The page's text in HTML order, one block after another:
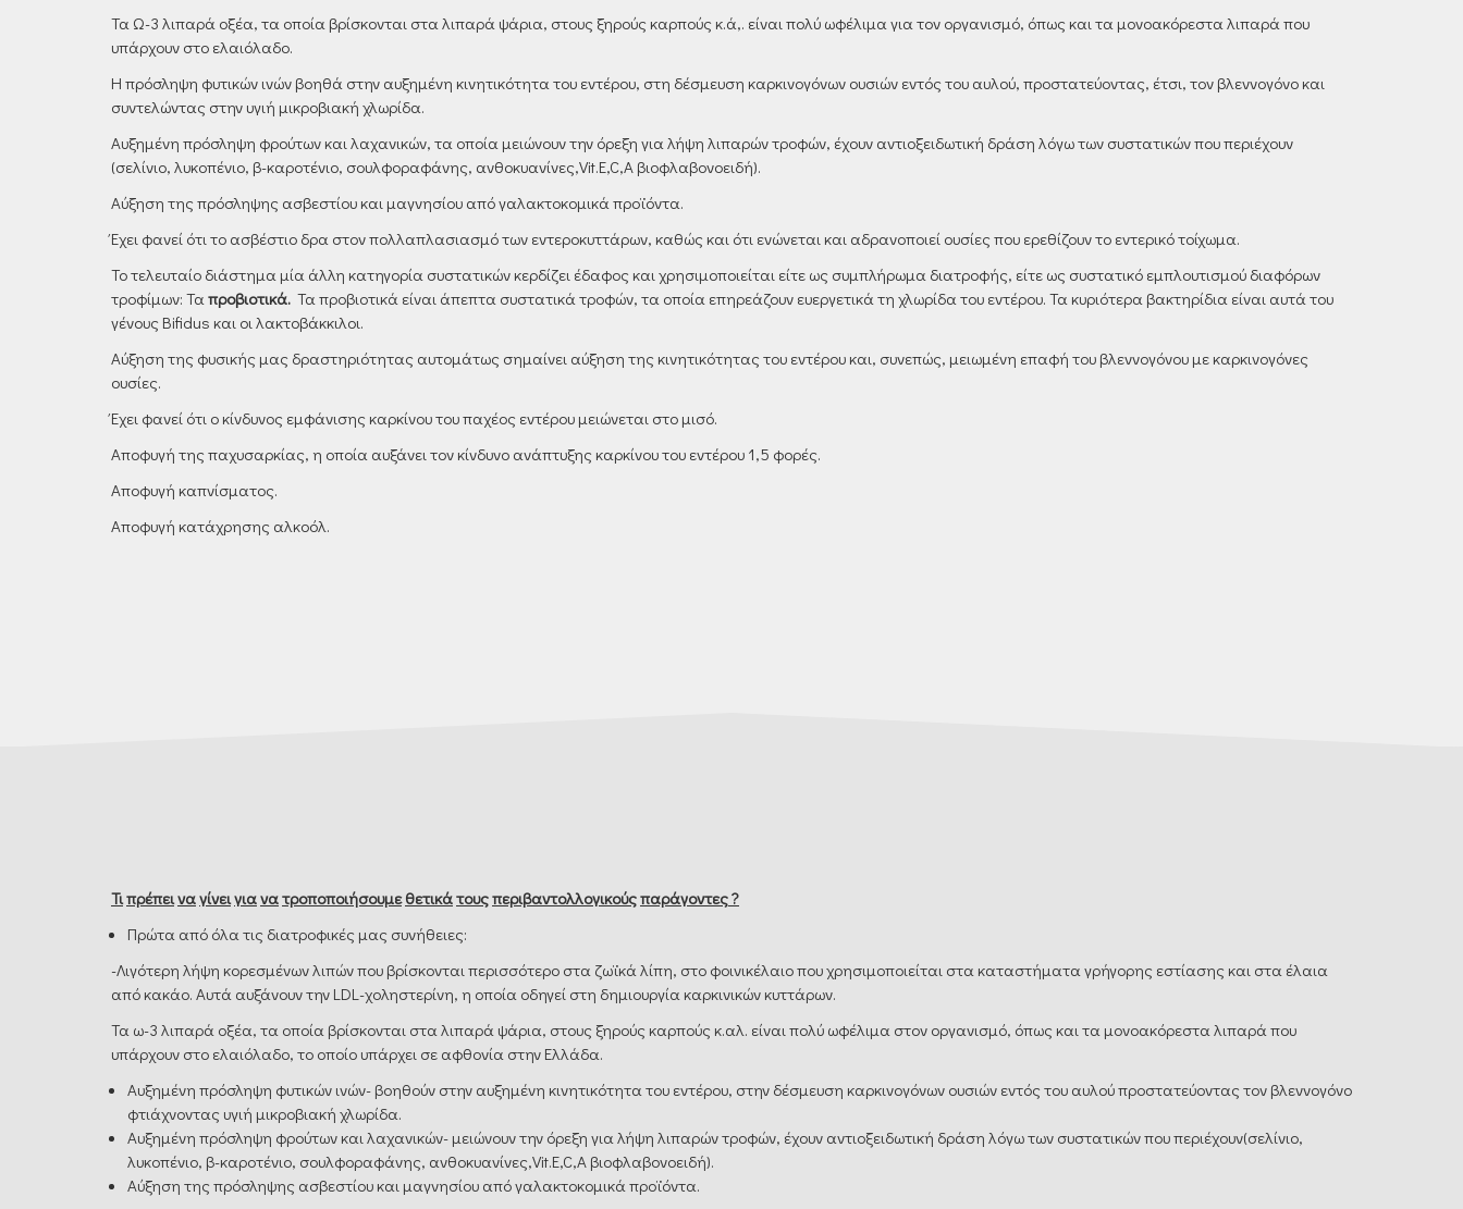
Τα Ω-3 λιπαρά οξέα, τα οποία βρίσκονται στα λιπαρά ψάρια, στους ξηρούς καρπούς κ.ά,. είναι πολύ ωφέλιμα για τον οργανισμό, όπως και τα μονοακόρεστα λιπαρά που
υπάρχουν στο ελαιόλαδο.
Η πρόσληψη φυτικών ινών βοηθά στην αυξημένη κινητικότητα του εντέρου, στη δέσμευση καρκινογόνων ουσιών εντός του αυλού, προστατεύοντας, έτσι, τον βλεννογόνο και
συντελώντας στην υγιή μικροβιακή χλωρίδα.
Αυξημένη πρόσληψη φρούτων και λαχανικών, τα οποία μειώνουν την όρεξη για λήψη λιπαρών τροφών, έχουν αντιοξειδωτική δράση λόγω των συστατικών που περιέχουν
(σελίνιο, λυκοπένιο, β-καροτένιο, σουλφοραφάνης, ανθοκυανίνες,Vit.E,C,A βιοφλαβονοειδή).
Αύξηση της πρόσληψης ασβεστίου και μαγνησίου από γαλακτοκομικά προϊόντα.
Έχει φανεί ότι το ασβέστιο δρα στον πολλαπλασιασμό των εντεροκυττάρων, καθώς και ότι ενώνεται και αδρανοποιεί ουσίες που ερεθίζουν το εντερικό τοίχωμα.
Το τελευταίο διάστημα μία άλλη κατηγορία συστατικών κερδίζει έδαφος και χρησιμοποιείται είτε ως συμπλήρωμα διατροφής, είτε ως συστατικό εμπλουτισμού διαφόρων
τροφίμων: Ταπροβιοτικά. Τα προβιοτικά είναι άπεπτα συστατικά τροφών, τα οποία επηρεάζουν ευεργετικά τη χλωρίδα του εντέρου. Τα κυριότερα βακτηρίδια είναι αυτά του
γένους Bifidus και οι λακτοβάκκιλοι.
Αύξηση της φυσικής μας δραστηριότητας αυτομάτως σημαίνει αύξηση της κινητικότητας του εντέρου και, συνεπώς, μειωμένη επαφή του βλεννογόνου με καρκινογόνες
ουσίες.
Έχει φανεί ότι ο κίνδυνος εμφάνισης καρκίνου του παχέος εντέρου μειώνεται στο μισό.
Αποφυγή της παχυσαρκίας, η οποία αυξάνει τον κίνδυνο ανάπτυξης καρκίνου του εντέρου 1,5 φορές.
Αποφυγή καπνίσματος.
Αποφυγή κατάχρησης αλκοόλ.
Τιπρέπειναγίνειγιανατροποποιήσουμε θετικάτουςπεριβαντολλογικούςπαράγοντες?
Πρώτα από όλα τις διατροφικές μας συνήθειες:
-Λιγότερη λήψη κορεσμένων λιπών που βρίσκονται περισσότερο στα ζωϊκά λίπη, στο φοινικέλαιο που χρησιμοποιείται στα καταστήματα γρήγορης εστίασης και στα έλαια
από κακάο. Αυτά αυξάνουν την LDL-χοληστερίνη, η οποία οδηγεί στη δημιουργία καρκινικών κυττάρων.
Τα ω-3 λιπαρά οξέα, τα οποία βρίσκονται στα λιπαρά ψάρια, στους ξηρούς καρπούς κ.αλ. είναι πολύ ωφέλιμα στον οργανισμό, όπως και τα μονοακόρεστα λιπαρά που
υπάρχουν στο ελαιόλαδο, το οποίο υπάρχει σε αφθονία στην Ελλάδα.
Αυξημένη πρόσληψη φυτικών ινών- βοηθούν στην αυξημένη κινητικότητα του εντέρου, στην δέσμευση καρκινογόνων ουσιών εντός του αυλού προστατεύοντας τον βλεννογόνο
φτιάχνοντας υγιή μικροβιακή χλωρίδα.
Αυξημένη πρόσληψη φρούτων και λαχανικών- μειώνουν την όρεξη για λήψη λιπαρών τροφών, έχουν αντιοξειδωτική δράση λόγω των συστατικών που περιέχουν(σελίνιο,
λυκοπένιο, β-καροτένιο, σουλφοραφάνης, ανθοκυανίνες,Vit.E,C,A βιοφλαβονοειδή).
Αύξηση της πρόσληψης ασβεστίου και μαγνησίου από γαλακτοκομικά προϊόντα.